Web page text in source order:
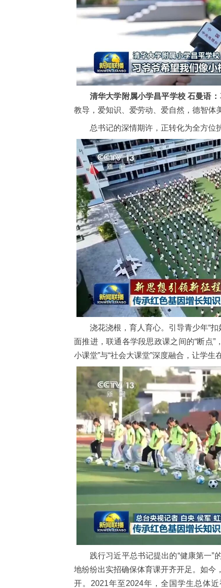
清华大学附属小学昌平学校 石曼语：
教导，爱知识、爱劳动、爱自然，德智体
总书记的深情期许，正转化为全方位
浇花浇根，育人育心。引导青少年“
面推进，联通各学段思政课之间的“断点
小课堂”与“社会大课堂”深度融合，让学
践行习近平总书记提出的“健康第一”
地纷纷出实招确保体育课开齐开足。如
开。2021年至2024年，全国学生总体